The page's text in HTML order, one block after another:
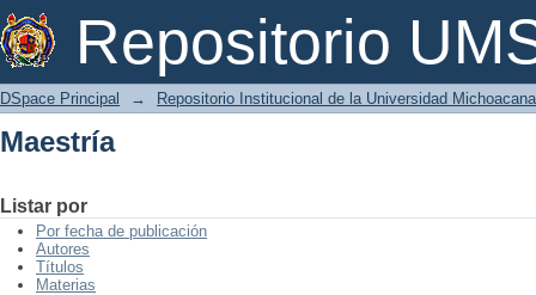
Repositorio
Maestría
DSpace Principal → Repositorio Institucional de la Universidad
Maestría
Listar por
Por fecha de publicación
Autores
Títulos
Materias